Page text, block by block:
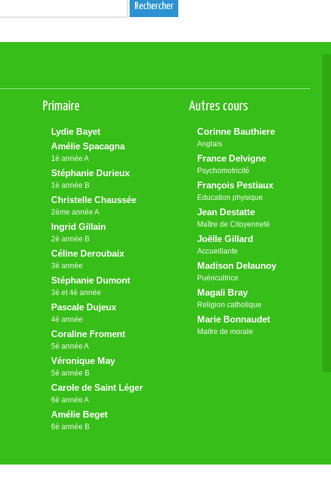
Primaire
Lydie Bayet
Amélie Spacagna
1è année A
Stéphanie Durieux
1è année B
Christelle Chaussée
2ème année A
Ingrid Gillain
2è année B
Céline Deroubaix
3è année
Stéphanie Dumont
3è et 4è année
Pascale Dujeux
4è année
Coraline Froment
5è année A
Véronique May
5è année B
Carole de Saint Léger
6è année A
Amélie Beget
6è année B
Autres cours
Corinne Bauthiere
Anglais
France Delvigne
Psychomotricité
François Pestiaux
Education physique
Jean Destatte
Maître de Citoyenneté
Joëlle Gillard
Accueillante
Madison Delaunoy
Puéricultrice
Magali Bray
Religion catholique
Marie Bonnaudet
Maitre de morale